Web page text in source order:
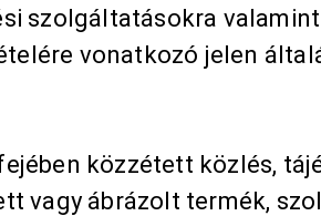
szolgáltatásokra
vonatkozó jelen
közzétett közlés,
vagy ábrázolt termék,